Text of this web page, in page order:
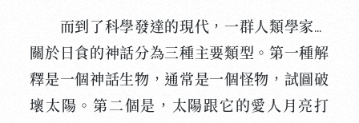
而到了科學發達的現代，一群人類學家把
關於日食的神話分為三種主要類型。第一種解
釋是一個神話生物，通常是一個怪物，試圖破
壞太陽。第二個是，太陽跟它的愛人月亮打